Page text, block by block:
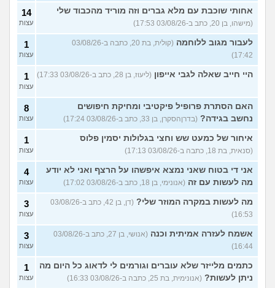
אחותי שוכבת עם מלא גברים וזה מוריד מהכבוד שלי
(מישהו, בן 20, כתב ב-03/08/26 17:53)
14
עצות
לעבור מגוב ללוחמה
(קולית, בת 20, כתבה ב-03/08/26
17:42)
1
עצות
היי חייב שאלה לגבי אייפון (ליעוז, בן 28, כתב ב-03/08/26 17:33) 1
עצות
האם הסתרת פרופיל פיקטיבי ומחיקת חיפושים
נחשב בגידה? (בדרןהסקרן, בן 33, כתב ב-03/08/26 17:24)
8
עצות
איחור של כמעט שש וחצי בגלולות יסמין פלוס
(סנאית, בת 18, כתבה ב-03/08/26 17:13)
1
עצות
אני די בטוח שאני נמצא איפשהו על הרצף ואני לא יודע
מה לעשות עם זה (אנונימי, בן 18, כתב ב-03/08/26 17:02)
4
עצות
מה לעשות במקרה המוזר שלי?
(דן, בן 42, כתב ב-03/08/26
16:53)
3
עצות
אשמח לעזרה אמיתית וכנה
(אנושי, בן 27, כתב ב-03/08/26
16:44)
3
עצות
כתמים מלייזר שלא עוברים וגורמים לי לדאוג כל היום מה
ניתן לעשות? (אנונימית, בת 25, כתבה ב-03/08/26 16:33)
1
עצות